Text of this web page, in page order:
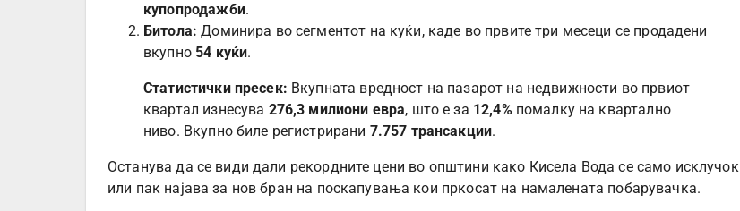
купопродажби.
Битола: Доминира во сегментот на куќи, каде во првите три месеци се продадени
вкупно 54 куќи.
Статистички пресек: Вкупната вредност на пазарот на недвижности во првиот
квартал изнесува 276,3 милиони евра, што е за 12,4%помалку на квартално
ниво. Вкупно биле регистрирани 7.757 трансакции.
Останува да се види дали рекордните цени во општини како Кисела Вода се само исклучок
или пак најава за нов бран на поскапувања кои пркосат на намалената побарувачка.